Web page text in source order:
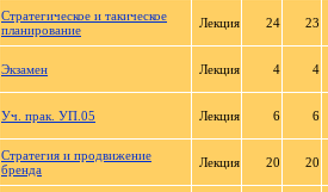
Стратегическое и такическое
планирование
Лекция 24 23
Экзамен Лекция 4 4
Уч. прак. УП.05 Лекция 6 6
Стратегия и продвижение
бренда
Лекция 20 20